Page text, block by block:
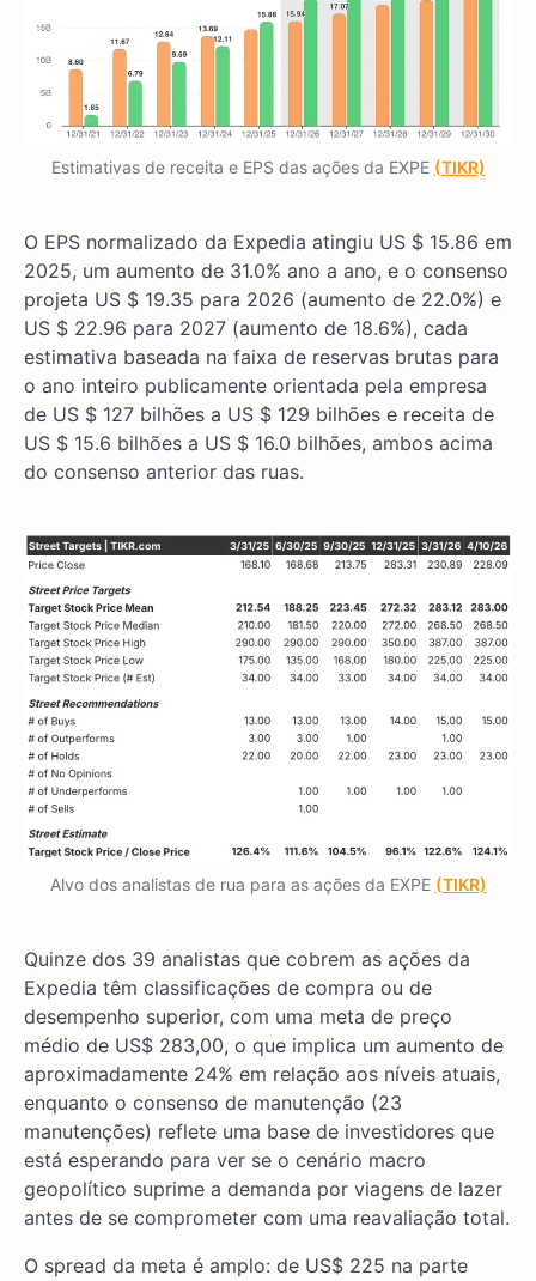
Estimativas de receita e EPS das ações da EXPE (TIKR)
O EPS normalizado da Expedia atingiu US $ 15.86 em
2025, um aumento de 31.0% ano a ano, e o consenso
projeta US $ 19.35 para 2026 (aumento de 22.0%) e
US $ 22.96 para 2027 (aumento de 18.6%), cada
estimativa baseada na faixa de reservas brutas para
o ano inteiro publicamente orientada pela empresa
de US $ 127 bilhões a US $ 129 bilhões e receita de
US $ 15.6 bilhões a US $ 16.0 bilhões, ambos acima
do consenso anterior das ruas.
Alvo dos analistas de rua para as ações da EXPE (TIKR)
Quinze dos 39 analistas que cobrem as ações da
Expedia têm classificações de compra ou de
desempenho superior, com uma meta de preço
médio de US$ 283,00, o que implica um aumento de
aproximadamente 24% em relação aos níveis atuais,
enquanto o consenso de manutenção (23
manutenções) reflete uma base de investidores que
está esperando para ver se o cenário macro
geopolítico suprime a demanda por viagens de lazer
antes de se comprometer com uma reavaliação total.
O spread da meta é amplo: de US$ 225 na parte